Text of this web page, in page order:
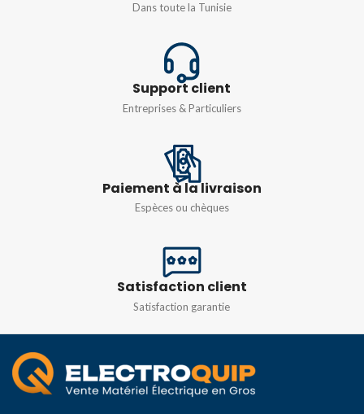
TYPE
RÉSOLUTION
IR DISTANCE
DEGRÉ DE
PROTECTION
IP67
Dans toute la Tunisie
Support client
Entreprises & Particuliers
Paiement à la livraison
Espèces ou chèques
Satisfaction client
Satisfaction garantie